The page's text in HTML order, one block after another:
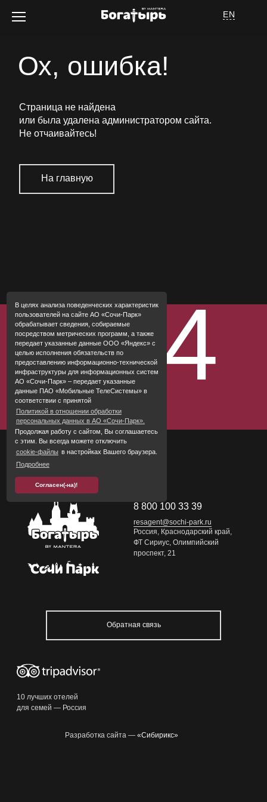
В целях анализа поведенческих характеристик
пользователей на сайте АО «Сочи-Парк»
обрабатывает сведения, собираемые
посредством метрических программ, а также
передает указанные данные ООО «Яндекс» с
целью исполнения обязательств по
предоставлению информационно-технической
инфраструктуры для информационных систем
АО «Сочи-Парк» – передает указанные
данные ПАО «Мобильные ТелеСистемы» в
соответствии с принятой
Политикой в отношении обработки
персональных данных в АО «Сочи-Парк».
Продолжая работу с сайтом, Вы соглашаетесь
с этим. Вы всегда можете отключить
cookie-файлы в настройках Вашего браузера.
Подробнее
Согласен(-на)!
EN
Номера
Спа
Рестораны и бары
Сочи Парк
Ваше событие
Правила проживания
8 800 100 33 39
Ох, ошибка!
Страница не найдена
или была удалена администратором сайта.
Не отчаивайтесь!
На главную
404
8 800 100 33 39
Россия, Краснодарский край,
ФТ Сириус, Олимпийский
проспект, 21
resagent@sochi-park.ru
Обратная связь
10 лучших отелей
для семей — Россия
Разработка сайта — «Сибирикс»